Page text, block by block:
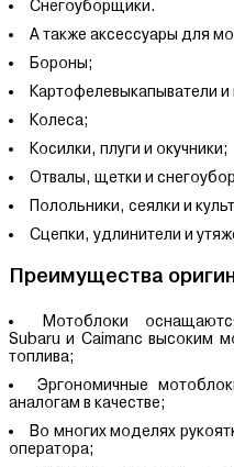
Снегоуборщики.
А также аксессуары для
Бороны;
Картофелевыкапыватели
Колеса;
Косилки, плуги и окучники;
Отвалы, щетки и
Полольники, сеялки и
Сцепки, удлинители и
Преимущества
Мотоблоки
Subaru и Caimanс высоким
топлива;
Эргономичные
аналогам в качестве;
Во многих моделях
оператора;